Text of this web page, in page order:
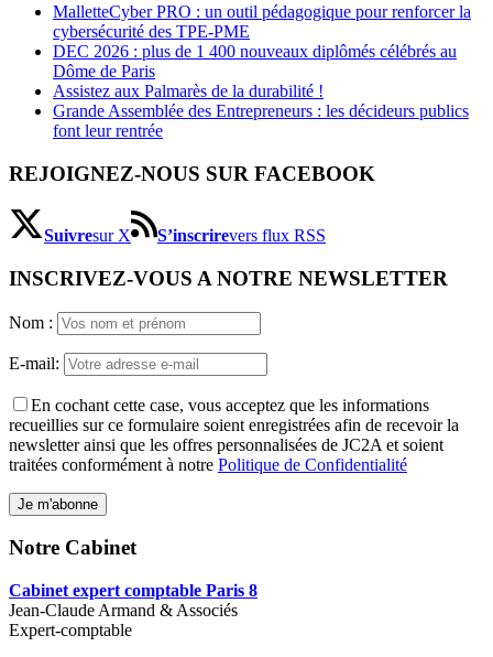
MalletteCyber PRO : un outil pédagogique pour renforcer la
cybersécurité des TPE-PME
DEC 2026 : plus de 1 400 nouveaux diplômés célébrés au
Dôme de Paris
Assistez aux Palmarès de la durabilité !
Grande Assemblée des Entrepreneurs : les décideurs publics
font leur rentrée
REJOIGNEZ-NOUS SUR FACEBOOK
Suivresur X S’inscrirevers flux RSS
INSCRIVEZ-VOUS A NOTRE NEWSLETTER
Nom :
E-mail:
En cochant cette case, vous acceptez que les informations
recueillies sur ce formulaire soient enregistrées afin de recevoir la
newsletter ainsi que les offres personnalisées de JC2A et soient
traitées conformément à notre Politique de Confidentialité
Notre Cabinet
Cabinet expert comptable Paris 8
Jean-Claude Armand & Associés
Expert-comptable